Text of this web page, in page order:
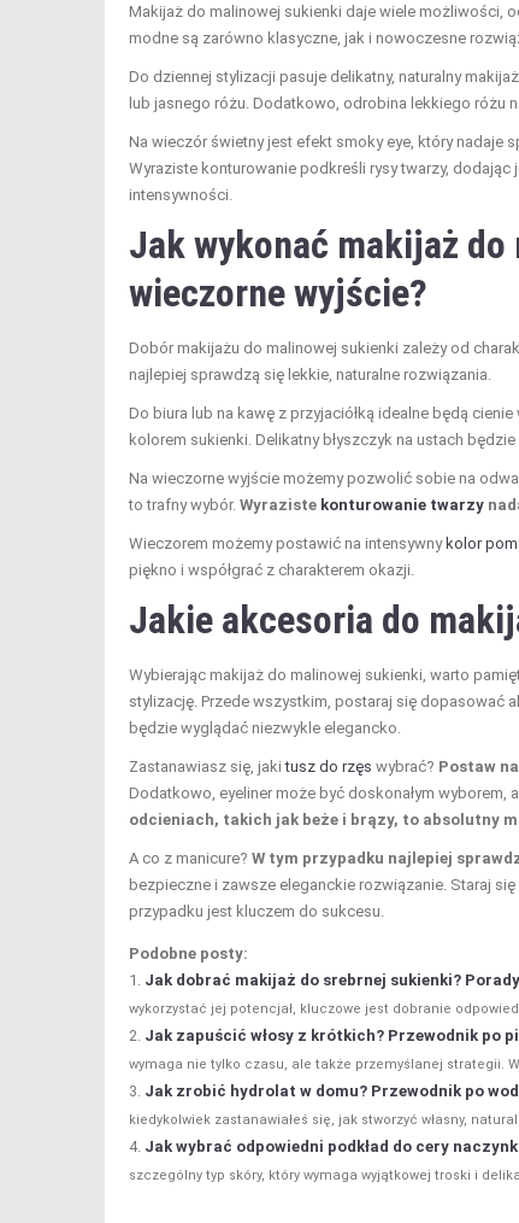
Makijaż do malinowej sukienki daje wiele możliwości,
modne są zarówno klasyczne, jak i nowoczesne
Do dziennej stylizacji pasuje delikatny, naturalny
lub jasnego różu. Dodatkowo, odrobina lekkiego różu
Na wieczór świetny jest efekt smoky eye, który nadaje
Wyraziste konturowanie podkreśli rysy twarzy,
intensywności.
Jak wykonać makijaż
wieczorne wyjście?
Dobór makijażu do malinowej sukienki zależy od
najlepiej sprawdzą się lekkie, naturalne rozwiązania.
Do biura lub na kawę z przyjaciółką idealne będą
kolorem sukienki. Delikatny błyszczyk na ustach
Na wieczorne wyjście możemy pozwolić sobie na
to trafny wybór. Wyraziste konturowanie twarzy
Wieczorem możemy postawić na intensywny kolor
piękno i współgrać z charakterem okazji.
Jakie akcesoria do
Wybierając makijaż do malinowej sukienki, warto
stylizację. Przede wszystkim, postaraj się dopasować
będzie wyglądać niezwykle elegancko.
Zastanawiasz się, jakitusz do rzęs wybrać? Postaw
Dodatkowo, eyeliner może być doskonałym wyborem,
odcieniach, takich jak beże i brązy, to absolutny
A co z manicure? W tym przypadku najlepiej
bezpieczne i zawsze eleganckie rozwiązanie. Staraj
przypadku jest kluczem do sukcesu.
Podobne posty:
Jak dobrać makijaż do srebrnej sukienki?
wykorzystać jej potencjał, kluczowe jest dobranie
Jak zapuścić włosy z krótkich? Przewodnik po
wymaga nie tylko czasu, ale także przemyślanej strategii.
Jak zrobić hydrolat w domu? Przewodnik po
kiedykolwiek zastanawiałeś się, jak stworzyć własny,
Jak wybrać odpowiedni podkład do cery
szczególny typ skóry, który wymaga wyjątkowej troski i